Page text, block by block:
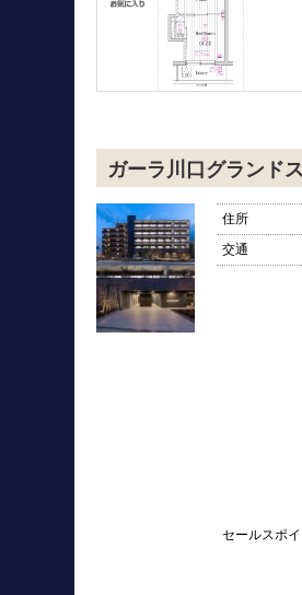
ガーラ川口グランド
住所
交通
セールスポ